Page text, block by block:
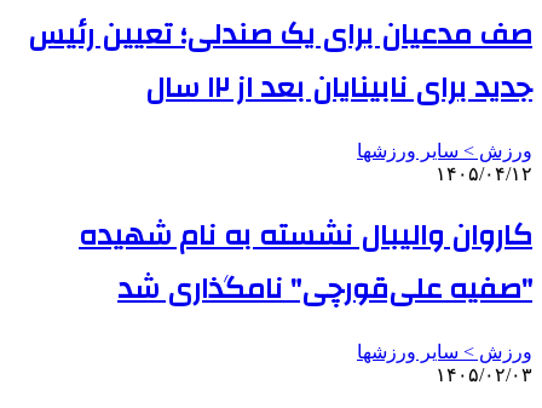
صف مدعیان برای یک صندلی؛ تعیین رئیس
جدید برای نابینایان بعد از ۱۲ سال
ورزش > سایر ورزشها
۱۴۰۵/۰۴/۱۲
کاروان والیبال نشسته به نام شهیده
"صفیه علی‌قورچی" نامگذاری شد
ورزش > سایر ورزشها
۱۴۰۵/۰۲/۰۳